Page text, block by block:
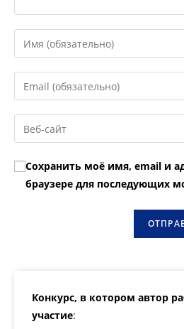
Введите
свое
имя
или
пользователя,
чтобы
прокомментировать
Введите
свой
email-
адрес,
прокомментировать
Введите
URL
вашего
веб-
сайта
Сохранить моё имя, email и
браузере для последующих
Конкурс, в котором автор
участие: